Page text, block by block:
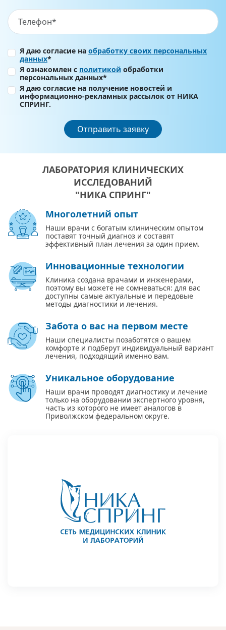
Я даю согласие на обработку своих персональных
данных*
Я ознакомлен с политикой обработки
персональных данных*
Я даю согласие на получение новостей и
информационно-рекламных рассылок от НИКА
СПРИНГ.
Отправить заявку
ЛАБОРАТОРИЯ КЛИНИЧЕСКИХ
ИССЛЕДОВАНИЙ
"НИКА СПРИНГ"
Многолетний опыт
Наши врачи с богатым клиническим опытом
поставят точный диагноз и составят
эффективный план лечения за один прием.
Инновационные технологии
Клиника создана врачами и инженерами,
поэтому вы можете не сомневаться: для вас
доступны самые актуальные и передовые
методы диагностики и лечения.
Забота о вас на первом месте
Наши специалисты позаботятся о вашем
комфорте и подберут индивидуальный вариант
лечения, подходящий именно вам.
Уникальное оборудование
Наши врачи проводят диагностику и лечение
только на оборудовании экспертного уровня,
часть из которого не имеет аналогов в
Приволжском федеральном округе.